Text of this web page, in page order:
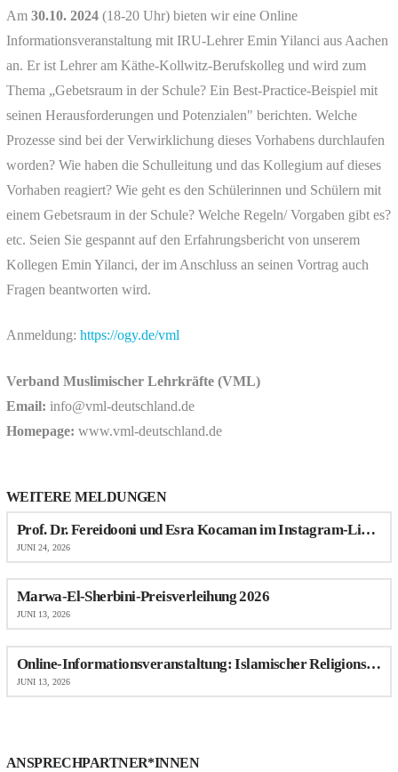
Am 30.10. 2024(18-20 Uhr) bieten wir eine Online
Informationsveranstaltung mit IRU-Lehrer Emin Yilanci aus Aachen
an. Er ist Lehrer am Käthe-Kollwitz-Berufskolleg und wird zum
Thema „Gebetsraum in der Schule? Ein Best-Practice-Beispiel mit
seinen Herausforderungen und Potenzialen" berichten. Welche
Prozesse sind bei der Verwirklichung dieses Vorhabens durchlaufen
worden? Wie haben die Schulleitung und das Kollegium auf dieses
Vorhaben reagiert? Wie geht es den Schülerinnen und Schülern mit
einem Gebetsraum in der Schule? Welche Regeln/ Vorgaben gibt es?
etc. Seien Sie gespannt auf den Erfahrungsbericht von unserem
Kollegen Emin Yilanci, der im Anschluss an seinen Vortrag auch
Fragen beantworten wird.
Anmeldung: https://ogy.de/vml
Verband Muslimischer Lehrkräfte (VML)
Email: info@vml-deutschland.de
Homepage: www.vml-deutschland.de
WEITERE MELDUNGEN
Prof. Dr. Fereidooni und Esra Kocaman im Instagram-Live-Talk über Antimuslimischen Rassismus im Schulalltag
JUNI 24, 2026
Marwa-El-Sherbini-Preisverleihung 2026
JUNI 13, 2026
Online-Informationsveranstaltung: Islamischer Religionsunterricht (IRU) an Schulen in NRW
JUNI 13, 2026
ANSPRECHPARTNER*INNEN